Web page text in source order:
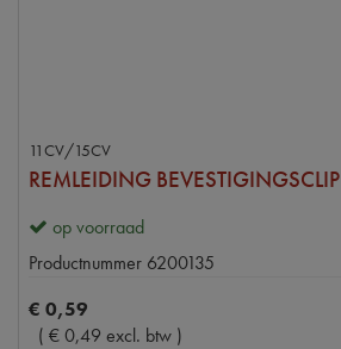
11CV/15CV
REMLEIDING BEVESTIGINGSCLIP
op voorraad
Productnummer 6200135
€ 0,59
( €0,49 excl. btw )